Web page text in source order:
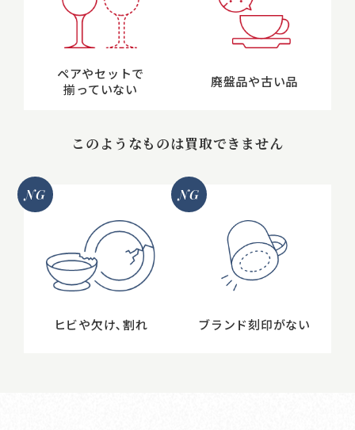
ペアやセットで
揃っていない
廃盤品や古い品
このようなものは買取できません
NG
ヒビや欠け､割れ
NG
ブランド刻印がない